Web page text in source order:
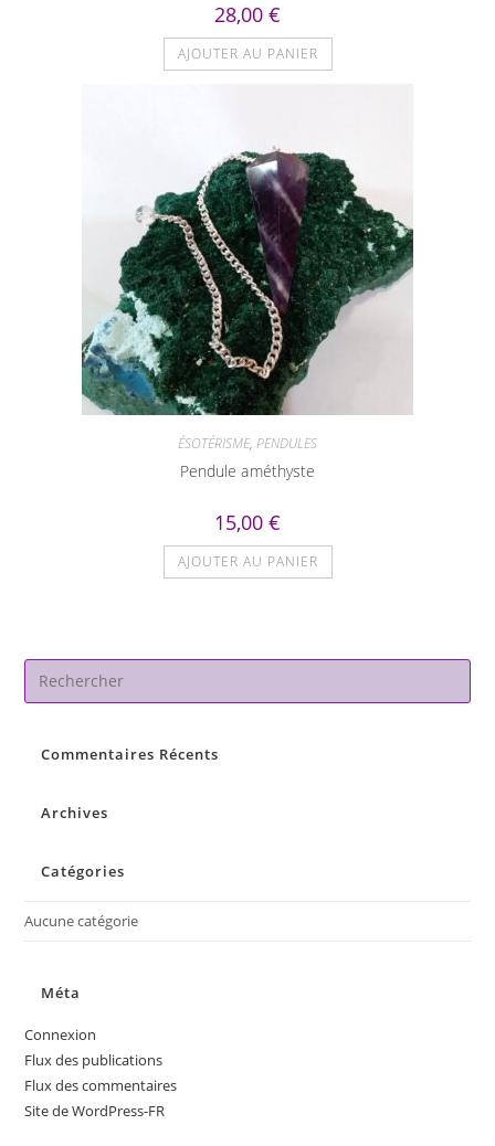
28,00 €
AJOUTER AU PANIER
ÉSOTÉRISME, PENDULES
Pendule améthyste
15,00 €
AJOUTER AU PANIER
Commentaires Récents
Archives
Catégories
Aucune catégorie
Méta
Connexion
Flux des publications
Flux des commentaires
Site de WordPress-FR